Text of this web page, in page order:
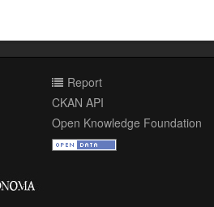
Report
CKAN API
Open Knowledge Foundation